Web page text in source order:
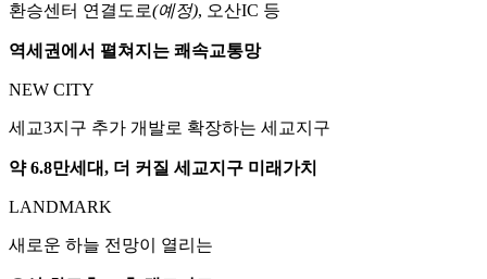
환승센터 연결도로(예정), 오산IC 등
역세권에서 펼쳐지는 쾌속교통망
NEW CITY
세교3지구 추가 개발로 확장하는 세교지구
약 6.8만세대, 더 커질 세교지구 미래가치
LANDMARK
새로운 하늘 전망이 열리는